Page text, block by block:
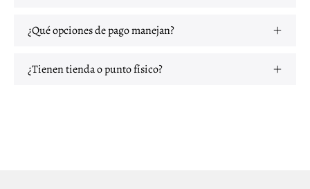
¿Qué opciones de pago manejan?
¿Tienen tienda o punto físico?